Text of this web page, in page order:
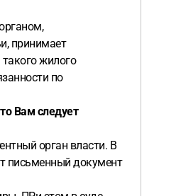
принимает
жилого
по
Вам следует
орган власти. В
письменный документ